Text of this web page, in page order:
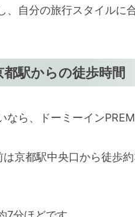
、自分の旅行スタイルに
駅からの徒歩時間
ら、ドーミーイン
は京都駅中央口から徒歩